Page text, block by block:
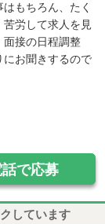
もちろん、たく
苦労して求人を見
面接の日程調整
にお聞きするので
話で応募
しています